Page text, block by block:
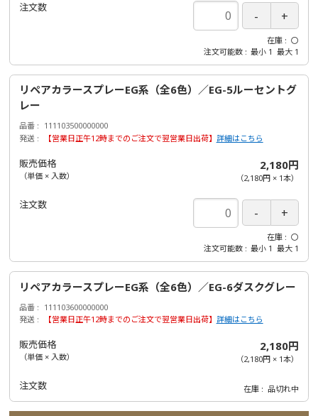
注文数
在庫
〇
注文可能数
最小 1 最大 1
リペアカラースプレーEG系（全6色）／EG-5ルーセントグ
レー
品番
111103500000000
発送
【営業日正午12時までのご注文で翌営業日出荷】 詳細はこちら
販売価格
（単価 × 入数）
2,180円
（2,180円× 1本）
注文数
在庫
〇
注文可能数
最小 1 最大 1
リペアカラースプレーEG系（全6色）／EG-6ダスクグレー
品番
111103600000000
発送
【営業日正午12時までのご注文で翌営業日出荷】 詳細はこちら
販売価格
（単価 × 入数）
2,180円
（2,180円× 1本）
注文数 在庫 品切れ中